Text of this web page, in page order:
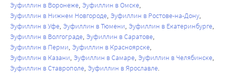
Эуфиллин в Воронеже Эуфиллин в Омске
Эуфиллин в Нижнем Новгороде Эуфиллин в Ростове-на-Дону
Эуфиллин в Уфе Эуфиллин в Тюмени Эуфиллин в Екатеринбурге
Эуфиллин в Волгограде Эуфиллин в Саратове
Эуфиллин в Перми Эуфиллин в Красноярске
Эуфиллин в Казани Эуфиллин в Самаре Эуфиллин в Челябинске
Эуфиллин в Ставрополе Эуфиллин в Ярославле